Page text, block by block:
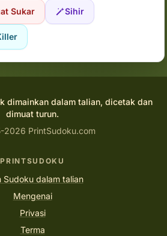
Sukar Sihir
dimainkan dalam talian, dicetak dan
dimuat turun.
PrintSudoku.com
PRINTSUDOKU
Sudoku dalam talian
Mengenai
Privasi
Terma